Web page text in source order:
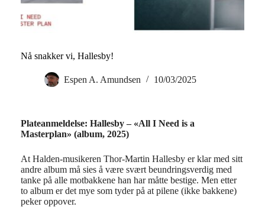
Nå snakker vi, Hallesby!
Espen A. Amundsen 10/03/2025
Plateanmeldelse: Hallesby – «All I Need is a
Masterplan» (album, 2025)
At Halden-musikeren Thor-Martin Hallesby er klar med sitt
andre album må sies å være svært beundringsverdig med
tanke på alle motbakkene han har måtte bestige. Men etter
to album er det mye som tyder på at pilene (ikke bakkene)
peker oppover.